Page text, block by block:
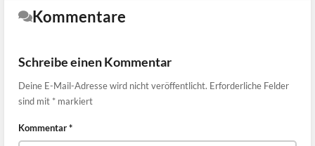
Kommentare
Schreibe einen Kommentar
Deine E-Mail-Adresse wird nicht veröffentlicht. Erforderliche Felder
sind mit * markiert
Kommentar*